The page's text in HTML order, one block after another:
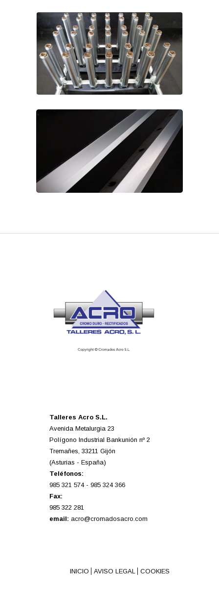
Talleres Acro S.L.
Avenida Metalurgia 23
Polígono Industrial Bankunión nº 2
Tremañes, 33211 Gijón
(Asturias - España)
Teléfonos:
985 321 574- 985 324 366
Fax:
985 322 281
email: acro@cromadosacro.com
INICIO AVISO LEGAL COOKIES